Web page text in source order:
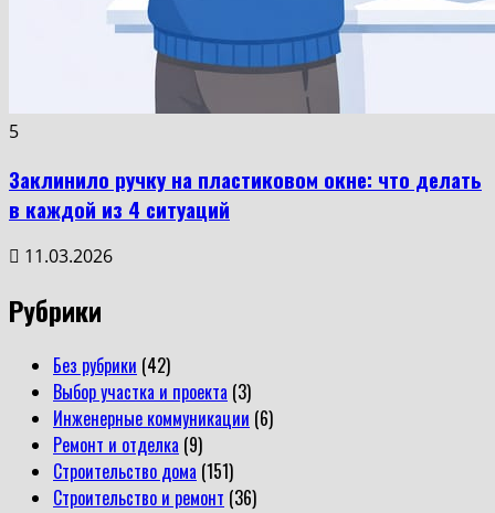
5
Заклинило ручку на пластиковом окне: что делать
в каждой из 4 ситуаций
11.03.2026
Рубрики
Без рубрики (42)
Выбор участка и проекта (3)
Инженерные коммуникации (6)
Ремонт и отделка (9)
Строительство дома (151)
Строительство и ремонт (36)